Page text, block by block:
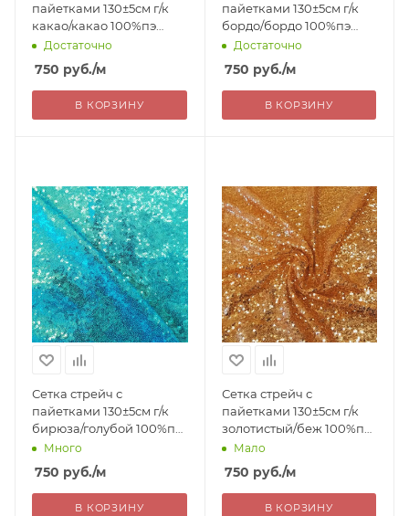
пайетками 130±5см г/к
какао/какао 100%пэ
Китай 750= уценка
Достаточно
750 руб./м
В КОРЗИНУ
пайетками 130±5см г/к
бордо/бордо 100%пэ
Китай 750= уценка
Достаточно
750 руб./м
В КОРЗИНУ
Сетка стрейч с
пайетками 130±5см г/к
бирюза/голубой 100%пэ
Китай 750= уценка
Много
750 руб./м
В КОРЗИНУ
Сетка стрейч с
пайетками 130±5см г/к
золотистый/беж 100%пэ
Китай 750= уценка
Мало
750 руб./м
В КОРЗИНУ